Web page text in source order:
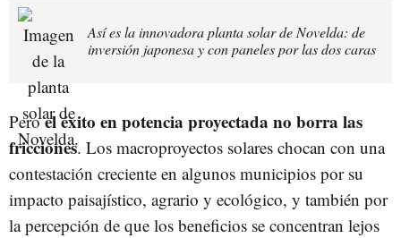
Así es la innovadora planta solar de Novelda: de
inversión japonesa y con paneles por las dos caras
Peroel éxito en potencia proyectada no borra las
fricciones. Los macroproyectos solares chocan con una
contestación creciente en algunos municipios por su
impacto paisajístico, agrario y ecológico, y también por
la percepción de que los beneficios se concentran lejos